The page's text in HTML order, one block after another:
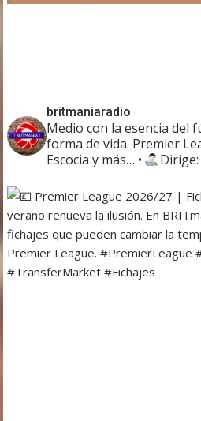
britmaniaradio
Medio con la esencia del
forma de vida. Premier
Escocia y más… • Dirige: